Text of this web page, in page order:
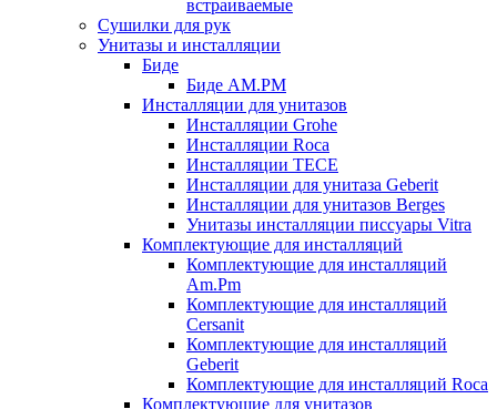
встраиваемые
Сушилки для рук
Унитазы и инсталляции
Биде
Биде AM.PM
Инсталляции для унитазов
Инсталляции Grohe
Инсталляции Roca
Инсталляции TECE
Инсталляции для унитаза Geberit
Инсталляции для унитазов Berges
Унитазы инсталляции писсуары Vitra
Комплектующие для инсталляций
Комплектующие для инсталляций
Am.Pm
Комплектующие для инсталляций
Cersanit
Комплектующие для инсталляций
Geberit
Комплектующие для инсталляций Roca
Комплектующие для унитазов